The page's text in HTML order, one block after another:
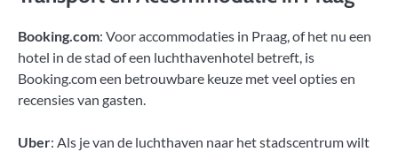
Booking.com: Voor accommodaties in Praag, of het nu een
hotel in de stad of een luchthavenhotel betreft, is
Booking.com een betrouwbare keuze met veel opties en
recensies van gasten.
Uber: Als je van de luchthaven naar het stadscentrum wilt